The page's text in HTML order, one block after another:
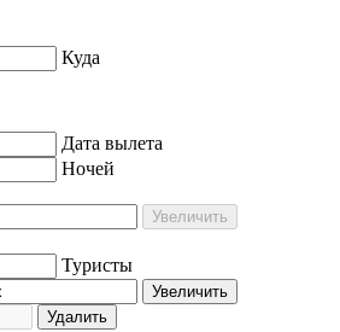
Куда
Дата вылета
Ночей
Увеличить
Туристы
Увеличить
Удалить